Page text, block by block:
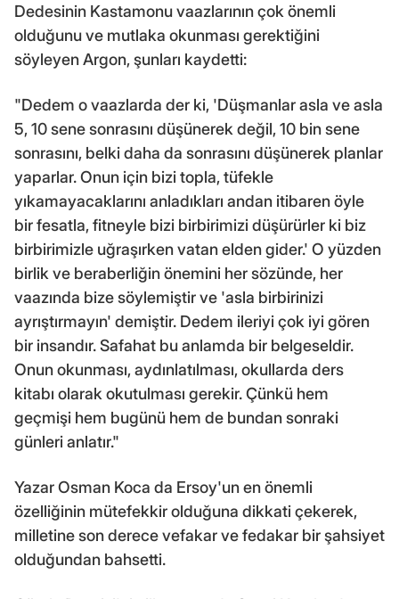
Dedesinin Kastamonu vaazlarının çok önemli
olduğunu ve mutlaka okunması gerektiğini
söyleyen Argon, şunları kaydetti:
"Dedem o vaazlarda der ki, 'Düşmanlar asla ve asla
5, 10 sene sonrasını düşünerek değil, 10 bin sene
sonrasını, belki daha da sonrasını düşünerek planlar
yaparlar. Onun için bizi topla, tüfekle
yıkamayacaklarını anladıkları andan itibaren öyle
bir fesatla, fitneyle bizi birbirimizi düşürürler ki biz
birbirimizle uğraşırken vatan elden gider.' O yüzden
birlik ve beraberliğin önemini her sözünde, her
vaazında bize söylemiştir ve 'asla birbirinizi
ayrıştırmayın' demiştir. Dedem ileriyi çok iyi gören
bir insandır. Safahat bu anlamda bir belgeseldir.
Onun okunması, aydınlatılması, okullarda ders
kitabı olarak okutulması gerekir. Çünkü hem
geçmişi hem bugünü hem de bundan sonraki
günleri anlatır."
Yazar Osman Koca da Ersoy'un en önemli
özelliğinin mütefekkir olduğuna dikkati çekerek,
milletine son derece vefakar ve fedakar bir şahsiyet
olduğundan bahsetti.